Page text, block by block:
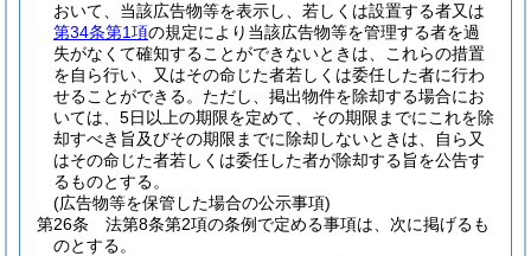
おいて、当該広告物等を表示し、若しくは設置する者又は
第34条第1項の規定により当該広告物等を管理する者を過
失がなくて確知することができないときは、これらの措置
を自ら行い、又はその命じた者若しくは委任した者に行わ
せることができる。 ただし、掲出物件を除却する場合にお
いては、5日以上の期限を定めて、その期限までにこれを除
却すべき旨及びその期限までに除却しないときは、自ら又
はその命じた者若しくは委任した者が除却する旨を公告す
るものとする。
(広告物等を保管した場合の公示事項)
第26条
法第8条第2項の条例で定める事項は、次に掲げるも
のとする。